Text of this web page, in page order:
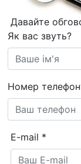
Давайте
Як вас звуть?
Номер
E-mail *